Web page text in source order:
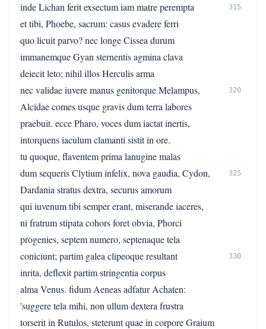
inde Lichan ferit exsectum iam matre perempta
315
et tibi, Phoebe, sacrum: casus evadere ferri
quo licuit parvo? nec longe Cissea durum
immanemque Gyan sternentis agmina clava
deiecit leto; nihil illos Herculis arma
nec validae iuvere manus genitorque Melampus,
320
Alcidae comes usque gravis dum terra labores
praebuit. ecce Pharo, voces dum iactat inertis,
intorquens iaculum clamanti sistit in ore.
tu quoque, flaventem prima lanugine malas
dum sequeris Clytium infelix, nova gaudia, Cydon,
325
Dardania stratus dextra, securus amorum
qui iuvenum tibi semper erant, miserande iaceres,
ni fratrum stipata cohors foret obvia, Phorci
progenies, septem numero, septenaque tela
coniciunt; partim galea clipeoque resultant
330
inrita, deflexit partim stringentia corpus
alma Venus. fidum Aeneas adfatur Achaten:
'suggere tela mihi, non ullum dextera frustra
torserit in Rutulos, steterunt quae in corpore Graium